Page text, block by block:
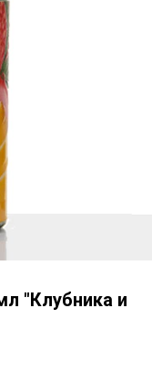
"Клубника и